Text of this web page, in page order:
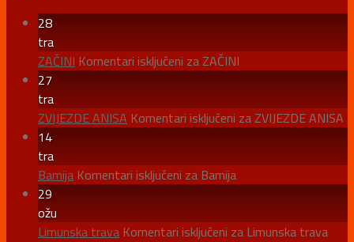
28
tra
ZAČINI Komentari isključeni za ZAČINI
27
tra
ZVIJEZDE ANISA Komentari isključeni za ZVIJEZDE ANISA
14
tra
Bamija Komentari isključeni za Bamija
29
ožu
Limunska trava Komentari isključeni za Limunska trava